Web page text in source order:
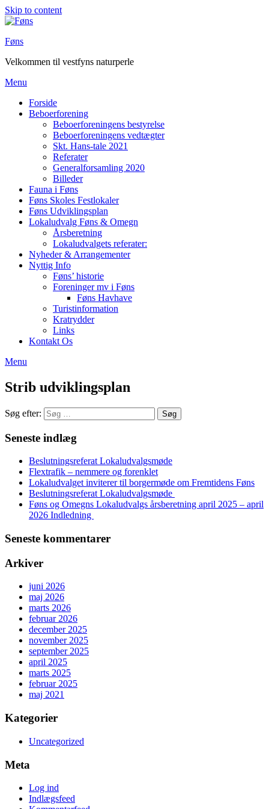
Skip to content
Føns
Velkommen til vestfyns naturperle
Menu
Forside
Beboerforening
Beboerforeningens bestyrelse
Beboerforeningens vedtægter
Skt. Hans-tale 2021
Referater
Generalforsamling 2020
Billeder
Fauna i Føns
Føns Skoles Festlokaler
Føns Udviklingsplan
Lokaludvalg Føns & Omegn
Årsberetning
Lokaludvalgets referater:
Nyheder & Arrangementer
Nyttig Info
Føns’ historie
Foreninger mv i Føns
Føns Havhave
Turistinformation
Kratrydder
Links
Kontakt Os
Menu
Strib udviklingsplan
Søg efter:
Seneste indlæg
Beslutningsreferat Lokaludvalgsmøde
Flextrafik – nemmere og forenklet
Lokaludvalget inviterer til borgermøde om Fremtidens Føns
Beslutningsreferat Lokaludvalgsmøde
Føns og Omegns Lokaludvalgs årsberetning april 2025 – april
2026 Indledning
Seneste kommentarer
Arkiver
juni 2026
maj 2026
marts 2026
februar 2026
december 2025
november 2025
september 2025
april 2025
marts 2025
februar 2025
maj 2021
Kategorier
Uncategorized
Meta
Log ind
Indlægsfeed